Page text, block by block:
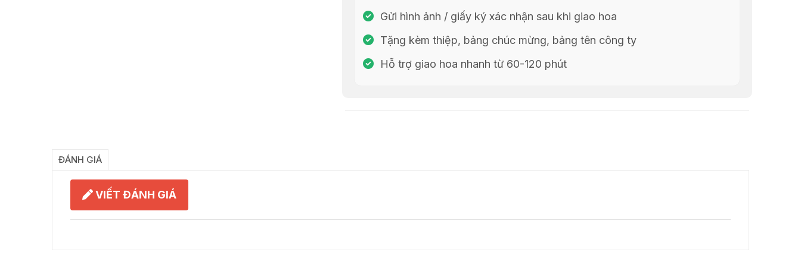
Gửi hình ảnh / giấy ký xác nhận sau khi giao hoa
Tặng kèm thiệp, bảng chúc mừng, bảng tên công ty
Hỗ trợ giao hoa nhanh từ 60-120 phút
ĐÁNH GIÁ
VIẾT ĐÁNH GIÁ